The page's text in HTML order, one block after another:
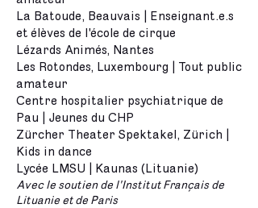
La Batoude, Beauvais | Enseignant.e.s
et élèves de l'école de cirque
Lézards Animés, Nantes
Les Rotondes, Luxembourg | Tout public
amateur
​Centre hospitalier psychiatrique de
Pau | Jeunes du CHP
Zürcher Theater Spektakel, Zürich |
Kids in dance
Lycée LMSU | Kaunas (Lituanie)
Avec le soutien de l'Institut Français de
Lituanie et de Paris